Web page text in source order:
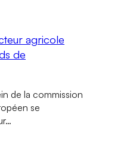
agricole
de
de la commission
se